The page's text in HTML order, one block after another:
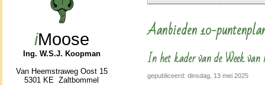
iMoose
Ing. W.S.J. Koopman
Van Heemstraweg Oost 15
5301 KE Zaltbommel
Aanbieden 10-
In het kader van de Week van
gepubliceerd: dinsdag, 13 mei 2025